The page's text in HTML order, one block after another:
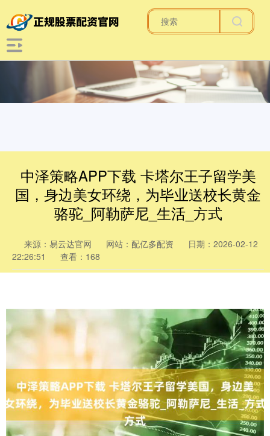
中泽策略APP下载 卡塔尔王子留学美
国，身边美女环绕，为毕业送校长黄金
骆驼_阿勒萨尼_生活_方式
来源：易云达官网 网站：配亿多配资
日期：2026-02-12
22:26:51
查看：168